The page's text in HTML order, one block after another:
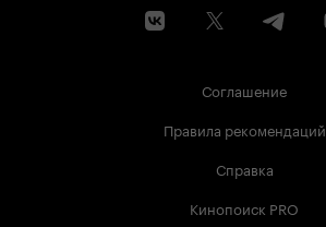
Соглашение
Правила рекомендаций
Справка
Кинопоиск PRO